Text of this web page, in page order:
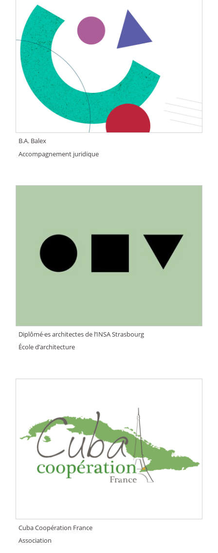
B.A. Balex
Accompagnement juridique
Diplômé·es architectes de l’INSA Strasbourg
École d’architecture
Cuba Coopération France
Association